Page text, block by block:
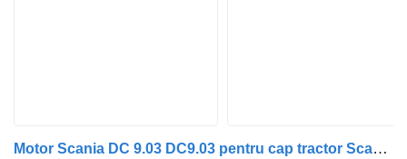
Motor Scania DC 9.03 DC9.03 pentru cap tractor Scania F94, G230, K94, L94, N94, OmniCity, P, R, Series – D230, T94